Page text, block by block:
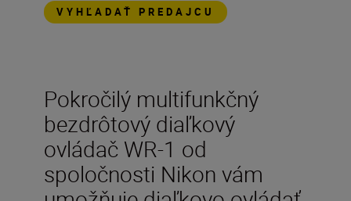
VYHĽADAŤ PREDAJCU
Pokročilý multifunkčný
bezdrôtový diaľkový
ovládač WR-1 od
spoločnosti Nikon vám